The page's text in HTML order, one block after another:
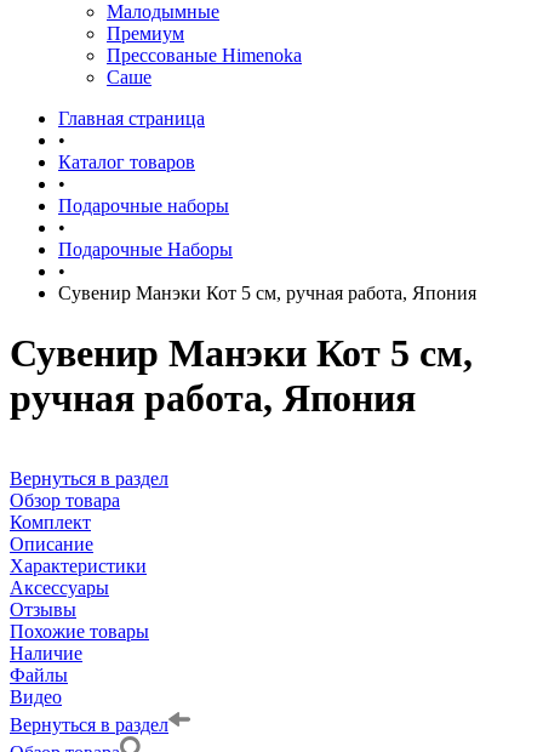
Малодымные
Премиум
Прессованые Himenoka
Саше
Главная страница
•
Каталог товаров
•
Подарочные наборы
•
Подарочные Наборы
•
Сувенир Манэки Кот 5 см, ручная работа, Япония
Сувенир Манэки Кот 5 см,
ручная работа, Япония
Вернуться в раздел
Обзор товара
Комплект
Описание
Характеристики
Аксессуары
Отзывы
Похожие товары
Наличие
Файлы
Видео
Вернуться в раздел